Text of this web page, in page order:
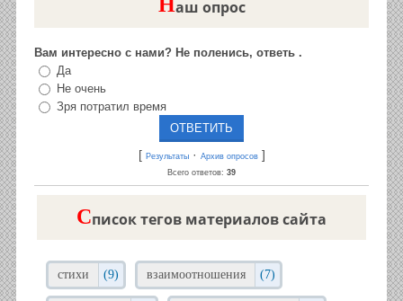
аш опрос
Вам интересно с нами? Не поленись, ответь .
Да
Не очень
Зря потратил время
[ Результаты· Архив опросов]
Всего ответов: 39
Cписок тегов материалов сайта
стихи (9) взаимоотношения (7)